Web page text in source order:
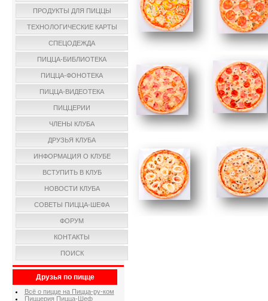
ПРОДУКТЫ ДЛЯ ПИЦЦЫ
ТЕХНОЛОГИЧЕСКИЕ КАРТЫ
СПЕЦОДЕЖДА
ПИЦЦА-БИБЛИОТЕКА
ПИЦЦА-ФОНОТЕКА
ПИЦЦА-ВИДЕОТЕКА
ПИЦЦЕРИИ
ЧЛЕНЫ КЛУБА
ДРУЗЬЯ КЛУБА
ИНФОРМАЦИЯ О КЛУБЕ
ВСТУПИТЬ В КЛУБ
НОВОСТИ КЛУБА
СОВЕТЫ ПИЦЦА-ШЕФА
ФОРУМ
КОНТАКТЫ
ПОИСК
Друзья по пицце
Всё о пицце на Пицца-ру-ком
Пиццерия Пицца-Шеф